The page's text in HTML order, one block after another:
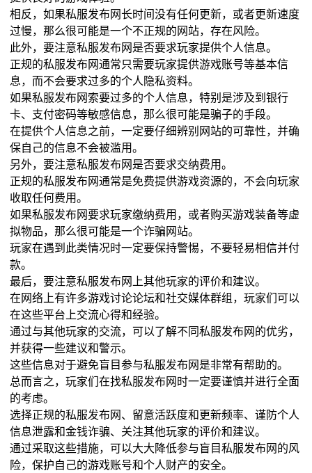
相反，如果私服发布网长时间没有任何更新，或者更新速度
过慢，那么很可能是一个不正规的网站，存在风险。
此外，要注意私服发布网是否要求玩家提供个人信息。
正规的私服发布网通常只需要玩家提供游戏账号等基本信
息，而不会要求过多的个人隐私资料。
如果私服发布网索要过多的个人信息，特别是涉及到银行
卡、支付密码等敏感信息，那么很可能是骗子的手段。
在提供个人信息之前，一定要仔细辨别网站的可靠性，并确
保自己的信息不会被滥用。
另外，要注意私服发布网是否要求交纳费用。
正规的私服发布网通常是免费提供游戏资源的，不会向玩家
收取任何费用。
如果私服发布网要求玩家缴纳费用，或者购买游戏装备等虚
拟物品，那么很可能是一个诈骗网站。
玩家在遇到此类情况时一定要保持警惕，不要轻易相信并付
款。
最后，要注意私服发布网上其他玩家的评价和建议。
在网络上有许多游戏讨论论坛和社交媒体群组，玩家们可以
在这些平台上交流心得和经验。
通过与其他玩家的交流，可以了解不同私服发布网的优劣，
并获得一些建议和警示。
这些信息对于避免盲目参与私服发布网是非常有帮助的。
总而言之，玩家们在找私服发布网时一定要谨慎并进行全面
的考虑。
选择正规的私服发布网、留意活跃度和更新频率、谨防个人
信息泄露和金钱诈骗、关注其他玩家的评价和建议。
通过采取这些措施，可以大大降低参与盲目私服发布网的风
险，保护自己的游戏账号和个人财产的安全。